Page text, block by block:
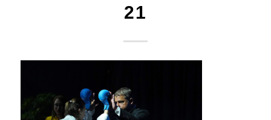
21